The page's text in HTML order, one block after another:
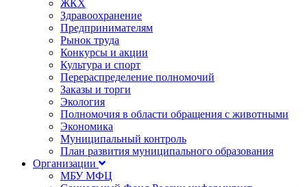
ЖКХ
Здравоохранение
Предпринимателям
Рынок труда
Конкурсы и акции
Культура и спорт
Перераспределение полномочий
Заказы и торги
Экология
Полномочия в области обращения с животными
Экономика
Муниципальный контроль
План развития муниципального образования
Организации
МБУ МФЦ